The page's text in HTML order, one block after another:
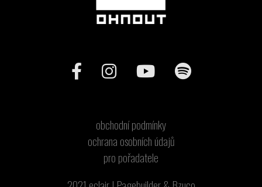
obchodní podmínky
ochrana osobních údajů
pro pořadatele